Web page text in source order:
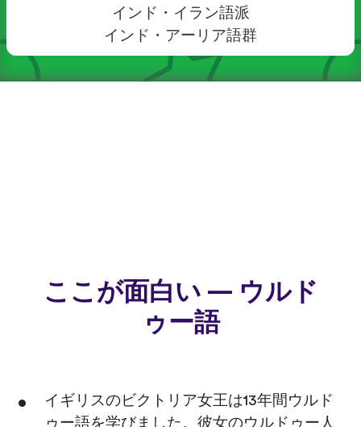
インド・イラン語派
インド・アーリア語群
ここが面白い — ウルド
ゥー語
イギリスのビクトリア女王は13年間ウルド
ゥー語を学びました。彼女のウルドゥー人